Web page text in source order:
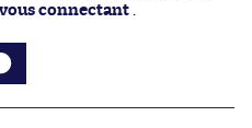
connectant